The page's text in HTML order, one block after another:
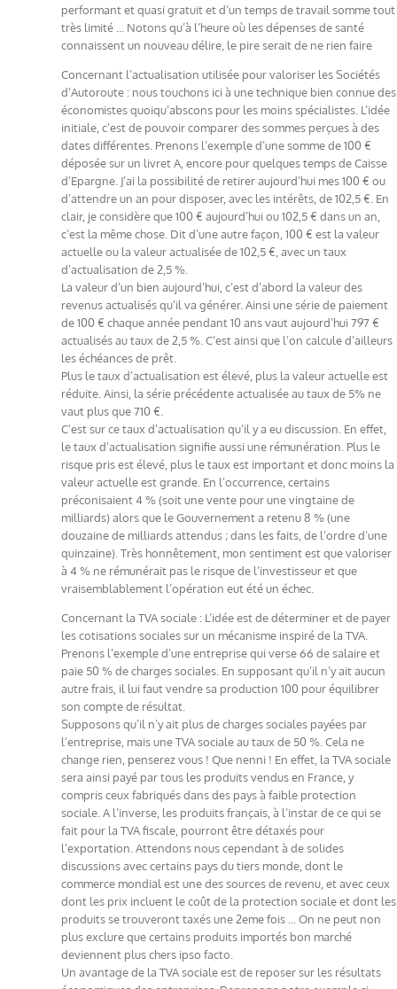
performant et quasi gratuit et d’un temps de travail somme tout
très limité … Notons qu’à l’heure où les dépenses de santé
connaissent un nouveau délire, le pire serait de ne rien faire
Concernant l’actualisation utilisée pour valoriser les Sociétés
d’Autoroute : nous touchons ici à une technique bien connue des
économistes quoiqu’abscons pour les moins spécialistes. L’idée
initiale, c’est de pouvoir comparer des sommes perçues à des
dates différentes. Prenons l’exemple d’une somme de 100 €
déposée sur un livret A, encore pour quelques temps de Caisse
d’Epargne. J’ai la possibilité de retirer aujourd’hui mes 100 € ou
d’attendre un an pour disposer, avec les intérêts, de 102,5 €. En
clair, je considère que 100 € aujourd’hui ou 102,5 € dans un an,
c’est la même chose. Dit d’une autre façon, 100 € est la valeur
actuelle ou la valeur actualisée de 102,5 €, avec un taux
d’actualisation de 2,5 %.
La valeur d’un bien aujourd’hui, c’est d’abord la valeur des
revenus actualisés qu’il va générer. Ainsi une série de paiement
de 100 € chaque année pendant 10 ans vaut aujourd’hui 797 €
actualisés au taux de 2,5 %. C’est ainsi que l’on calcule d’ailleurs
les échéances de prêt.
Plus le taux d’actualisation est élevé, plus la valeur actuelle est
réduite. Ainsi, la série précédente actualisée au taux de 5% ne
vaut plus que 710 €.
C’est sur ce taux d’actualisation qu’il y a eu discussion. En effet,
le taux d’actualisation signifie aussi une rémunération. Plus le
risque pris est élevé, plus le taux est important et donc moins la
valeur actuelle est grande. En l’occurrence, certains
préconisaient 4 % (soit une vente pour une vingtaine de
milliards) alors que le Gouvernement a retenu 8 % (une
douzaine de milliards attendus ; dans les faits, de l’ordre d’une
quinzaine). Très honnêtement, mon sentiment est que valoriser
à 4 % ne rémunérait pas le risque de l’investisseur et que
vraisemblablement l’opération eut été un échec.
Concernant la TVA sociale : L’idée est de déterminer et de payer
les cotisations sociales sur un mécanisme inspiré de la TVA.
Prenons l’exemple d’une entreprise qui verse 66 de salaire et
paie 50 % de charges sociales. En supposant qu’il n’y ait aucun
autre frais, il lui faut vendre sa production 100 pour équilibrer
son compte de résultat.
Supposons qu’il n’y ait plus de charges sociales payées par
l’entreprise, mais une TVA sociale au taux de 50 %. Cela ne
change rien, penserez vous ! Que nenni ! En effet, la TVA sociale
sera ainsi payé par tous les produits vendus en France, y
compris ceux fabriqués dans des pays à faible protection
sociale. A l’inverse, les produits français, à l’instar de ce qui se
fait pour la TVA fiscale, pourront être détaxés pour
l’exportation. Attendons nous cependant à de solides
discussions avec certains pays du tiers monde, dont le
commerce mondial est une des sources de revenu, et avec ceux
dont les prix incluent le coût de la protection sociale et dont les
produits se trouveront taxés une 2eme fois … On ne peut non
plus exclure que certains produits importés bon marché
deviennent plus chers ipso facto.
Un avantage de la TVA sociale est de reposer sur les résultats